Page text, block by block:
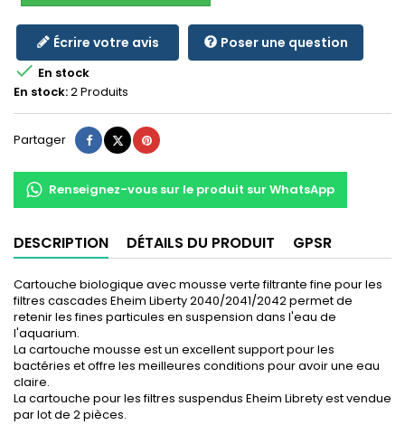
Écrire votre avis Poser une question
 En stock
En stock:2 Produits
Partager Partager
TweetPinterest
Renseignez-vous sur le produit sur WhatsApp
DESCRIPTION DÉTAILS DU PRODUIT GPSR
Cartouche biologique avec mousse verte filtrante fine pour les
filtres cascades Eheim Liberty 2040/2041/2042 permet de
retenir les fines particules en suspension dans l'eau de
l'aquarium.
La cartouche mousse est un excellent support pour les
bactéries et offre les meilleures conditions pour avoir une eau
claire.
La cartouche pour les filtres suspendus Eheim Librety est vendue
par lot de 2 pièces.